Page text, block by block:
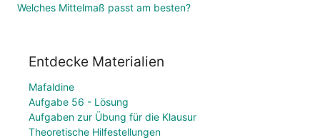
Welches Mittelmaß passt am besten?
Entdecke Materialien
Mafaldine
Aufgabe 56 - Lösung
Aufgaben zur Übung für die Klausur
Theoretische Hilfestellungen